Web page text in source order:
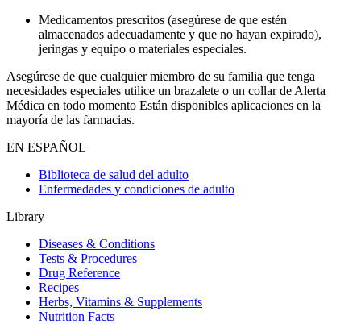
Medicamentos prescritos (asegúrese de que estén
almacenados adecuadamente y que no hayan expirado),
jeringas y equipo o materiales especiales.
Asegúrese de que cualquier miembro de su familia que tenga
necesidades especiales utilice un brazalete o un collar de Alerta
Médica en todo momento Están disponibles aplicaciones en la
mayoría de las farmacias.
EN ESPAÑOL
Biblioteca de salud del adulto
Enfermedades y condiciones de adulto
Library
Diseases & Conditions
Tests & Procedures
Drug Reference
Recipes
Herbs, Vitamins & Supplements
Nutrition Facts